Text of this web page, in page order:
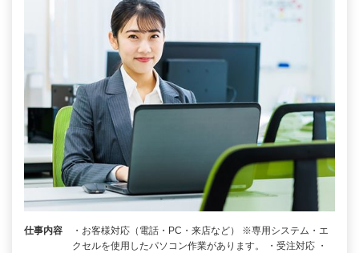
仕事内容
・お客様対応（電話・PC・来店など） ※専用システム・エ
クセルを使用したパソコン作業があります。 ・受注対応 ・